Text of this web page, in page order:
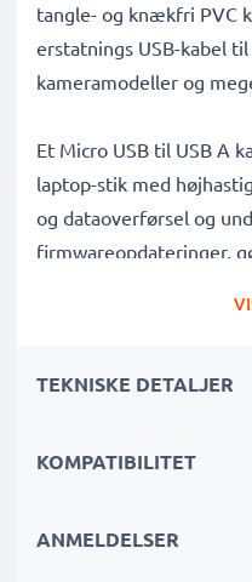
tangle- og knækfri PVC
erstatnings USB-kabel til
kameramodeller og
Et Micro USB til USB A
laptop-stik med
og dataoverførsel og
firmwareopdateringer,
fotoprinter/
Dataoverførselskabel
TEKNISKE DETALJER
KOMPATIBILITET
ANMELDELSER